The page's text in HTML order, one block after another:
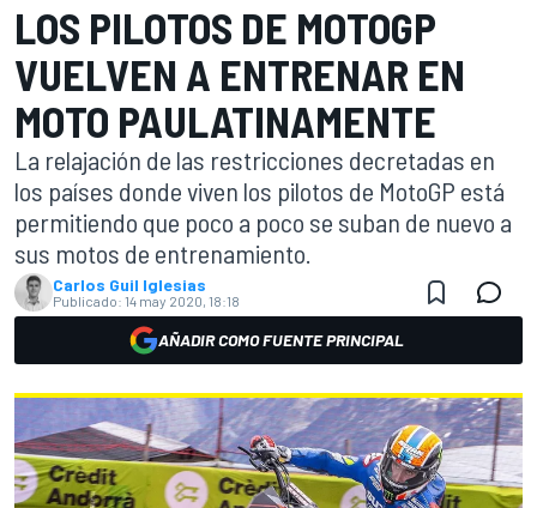
LOS PILOTOS DE MOTOGP
VUELVEN A ENTRENAR EN
MOTO PAULATINAMENTE
La relajación de las restricciones decretadas en
los países donde viven los pilotos de MotoGP está
permitiendo que poco a poco se suban de nuevo a
sus motos de entrenamiento.
Carlos Guil Iglesias
Publicado: 14 may 2020, 18:18
AÑADIR COMO FUENTE PRINCIPAL